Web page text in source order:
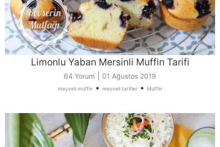
Limonlu Yaban Mersinli Muffin Tarifi
64 Yorum 01 Ağustos 2019
meyveli muffin • meyveli tarifler • Muffin